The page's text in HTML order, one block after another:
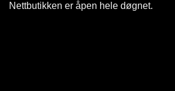
Nettbutikken er åpen hele døgnet.